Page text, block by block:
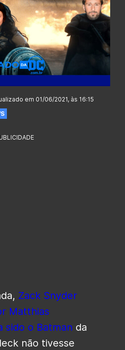
em 01/06/2021, às 16:15
Zack Snyder
Matthias
sido o Batman da
não tivesse